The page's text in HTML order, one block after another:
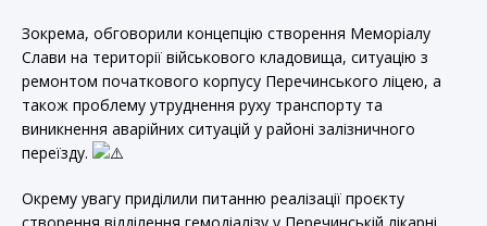
Зокрема, обговорили концепцію створення Меморіалу
Слави на території військового кладовища, ситуацію з
ремонтом початкового корпусу Перечинського ліцею, а
також проблему утруднення руху транспорту та
виникнення аварійних ситуацій у районі залізничного
переїзду.
Окрему увагу приділили питанню реалізації проєкту